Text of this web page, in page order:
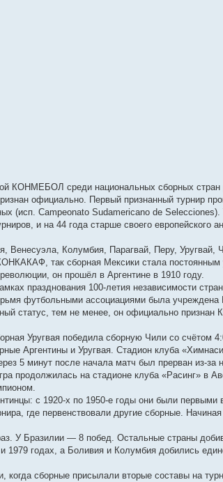
КОНМЕБОЛ среди национальных сборных стран
официально. Первый признанный турнир
(исп. Campeonato Sudamericano de
и на 44 года старше своего европейского
Колумбия, Парагвай, Перу, Уругвай,
так сборная Мексики стала постоянным
он прошёл в Аргентине в 1910 году.
празднования 100-летия независимости
футбольными ассоциациями была
статус, тем не менее, он официально
Уругвая победила сборную Чили со счётом
Аргентины и Уругвая. Стадион клуба
5 минут после начала матч был прерван из-за
продолжилась на стадионе клуба «Расинг» в
с 1920-х по 1950-е годы они были первыми
где первенствовали другие сборные.
У Бразилии — 8 побед. Остальные страны
1979 годах, а Боливия и Колумбия добились
когда сборные присылали вторые составы на